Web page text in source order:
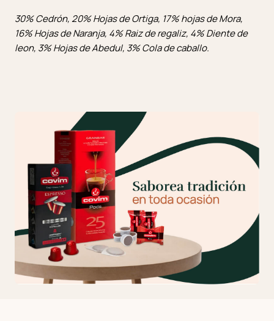
30% Cedrón, 20% Hojas de Ortiga, 17% hojas de Mora,
16% Hojas de Naranja, 4% Raiz de regaliz, 4% Diente de
leon, 3% Hojas de Abedul, 3% Cola de caballo.